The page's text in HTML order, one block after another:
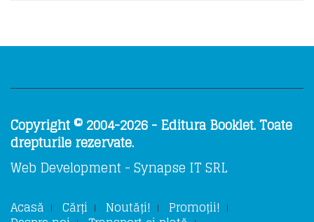
Copyright © 2004-2026 - Editura Booklet. Toate
drepturile rezervate.
Web Development - Synapse IT SRL
Acasă Cărți Noutăți! Promoții!